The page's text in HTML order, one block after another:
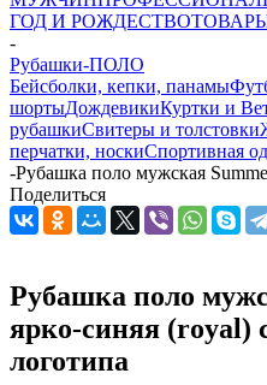
ГОД И РОЖДЕСТВО
-
Рубашки-ПОЛО
Бейсболки, кепки, панамы
шортыДождевикиКуртки и
рубашкиСвитеры и толстовки
перчатки, носкиСпортивная
-Рубашка поло мужская
Поделиться
Рубашка поло
ярко-синяя (royal)
логотипа